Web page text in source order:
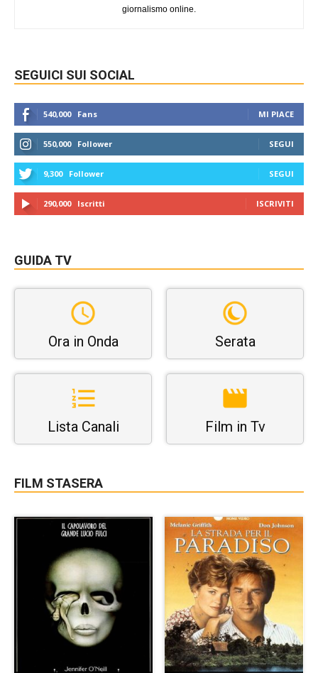
giornalismo online.
SEGUICI SUI SOCIAL
540,000 Fans MI PIACE
550,000 Follower SEGUI
9,300 Follower SEGUI
290,000 Iscritti ISCRIVITI
GUIDA TV
Ora in Onda Serata
Lista Canali Film in Tv
FILM STASERA